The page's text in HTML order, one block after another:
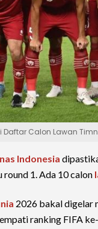
Daftar Calon Lawan
Indonesia
1. Ada 10 calon
2026 bakal digelar
ranking FIFA